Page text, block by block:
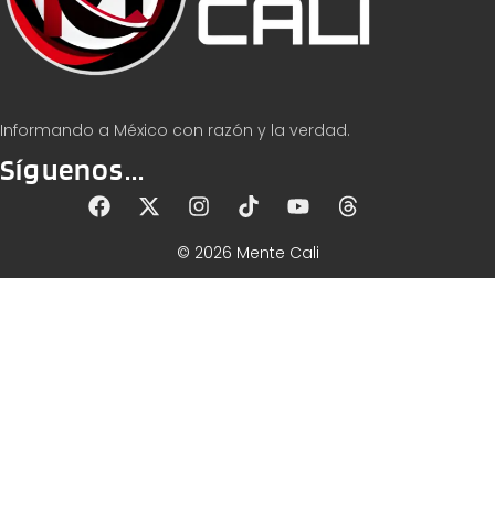
Informando a México con razón y la verdad.
Síguenos...
© 2026 Mente Cali